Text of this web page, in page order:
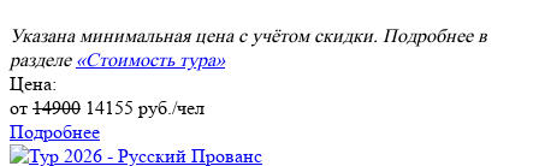
Указана минимальная цена с учётом скидки. Подробнее в
разделе «Стоимость тура»
Цена:
от 14900 14155 руб./чел
Подробнее